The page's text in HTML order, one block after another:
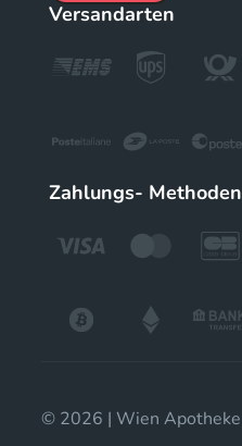
Versandarten
Zahlungs- Methoden
© 2026 | Wien Apotheke